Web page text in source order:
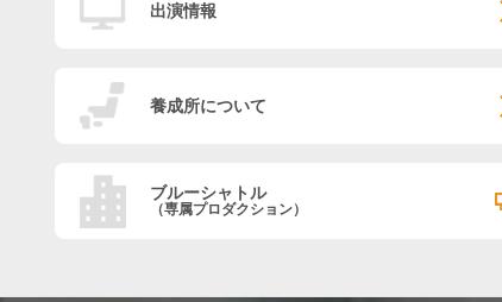
出演情報
養成所について
ブルーシャトル
（専属プロダクション）